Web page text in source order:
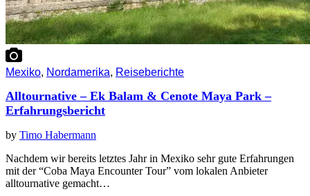
Mexiko, Nordamerika, Reiseberichte
Alltournative – Ek Balam & Cenote Maya Park –
Erfahrungsbericht
by Timo Habermann
Nachdem wir bereits letztes Jahr in Mexiko sehr gute Erfahrungen
mit der “Coba Maya Encounter Tour” vom lokalen Anbieter
alltournative gemacht…